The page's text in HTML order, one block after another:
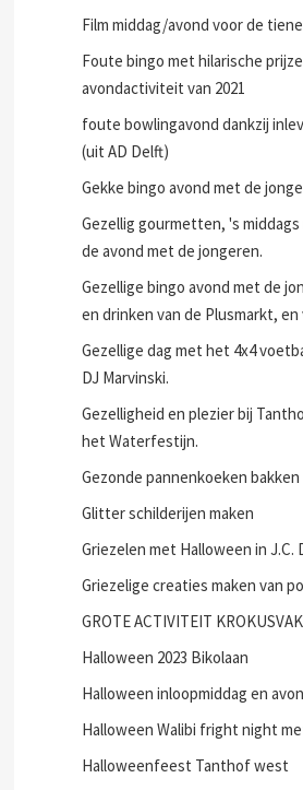
Film middag/avond voor de
Foute bingo met hilarische
avondactiviteit van 2021
foute bowlingavond dankzij
(uit AD Delft)
Gekke bingo avond met de
Gezellig gourmetten, 's
de avond met de jongeren.
Gezellige bingo avond met de
en drinken van de Plusmarkt,
Gezellige dag met het 4x4
DJ Marvinski.
Gezelligheid en plezier bij
het Waterfestijn.
Gezonde pannenkoeken bakken
Glitter schilderijen maken
Griezelen met Halloween in J.C.
Griezelige creaties maken van
GROTE ACTIVITEIT
Halloween 2023 Bikolaan
Halloween inloopmiddag en
Halloween Walibi fright night
Halloweenfeest Tanthof west